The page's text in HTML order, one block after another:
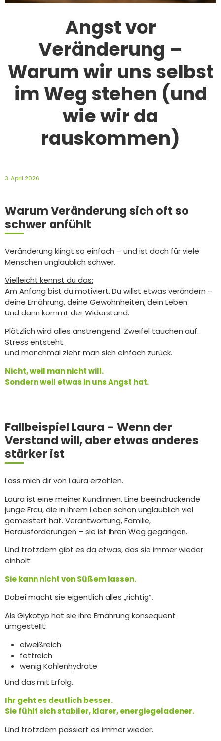
Angst vor
Veränderung –
Warum wir uns selbst
im Weg stehen (und
wie wir da
rauskommen)
3. April 2026
Warum Veränderung sich oft so
schwer anfühlt
Veränderung klingt so einfach – und ist doch für viele
Menschen unglaublich schwer.
Vielleicht kennst du das:
Am Anfang bist du motiviert. Du willst etwas verändern –
deine Ernährung, deine Gewohnheiten, dein Leben.
Und dann kommt der Widerstand.
Plötzlich wird alles anstrengend. Zweifel tauchen auf.
Stress entsteht.
Und manchmal zieht man sich einfach zurück.
Nicht, weil man nicht will.
Sondern weil etwas in uns Angst hat.
Fallbeispiel Laura – Wenn der
Verstand will, aber etwas anderes
stärker ist
Lass mich dir von Laura erzählen.
Laura ist eine meiner Kundinnen. Eine beeindruckende
junge Frau, die in ihrem Leben schon unglaublich viel
gemeistert hat. Verantwortung, Familie,
Herausforderungen – sie ist ihren Weg gegangen.
Und trotzdem gibt es da etwas, das sie immer wieder
einholt:
Sie kann nicht von Süßem lassen.
Dabei macht sie eigentlich alles „richtig“.
Als Glykotyp hat sie ihre Ernährung konsequent
umgestellt:
eiweißreich
fettreich
wenig Kohlenhydrate
Und das mit Erfolg.
Ihr geht es deutlich besser.
Sie fühlt sich stabiler, klarer, energiegeladener.
Und trotzdem passiert es immer wieder.